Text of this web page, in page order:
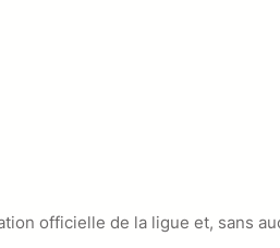
officielle de la ligue et, sans